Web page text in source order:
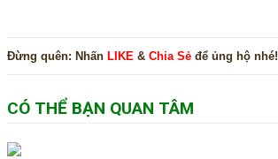
Đừng quên: Nhấn LIKE & Chia Sẻ để ủng hộ nhé!
CÓ THỂ BẠN QUAN TÂM